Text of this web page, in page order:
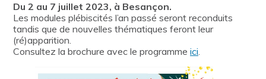
Du 2 au 7 juillet 2023, à Besançon.
Les modules plébiscités l’an passé seront reconduits
tandis que de nouvelles thématiques feront leur
(ré)apparition.
Consultez la brochure avec le programme ici.